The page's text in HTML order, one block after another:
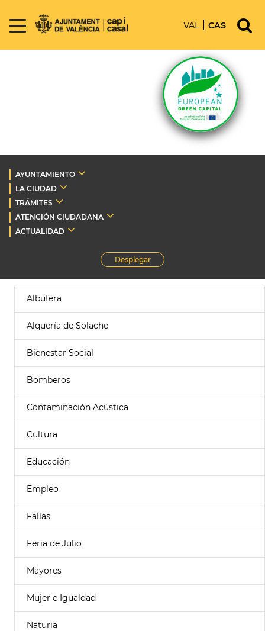
VAL CAS
AYUNTAMIENTO
LA CIUDAD
TRÁMITES
ATENCIÓN CIUDADANA
ACTUALIDAD
Desplegar
Albufera
Alquería de Solache
Bienestar Social
Bomberos
Contaminación Acústica
Cultura
Educación
Empleo
Fallas
Feria de Julio
Mayores
Mujer e Igualdad
Naturia